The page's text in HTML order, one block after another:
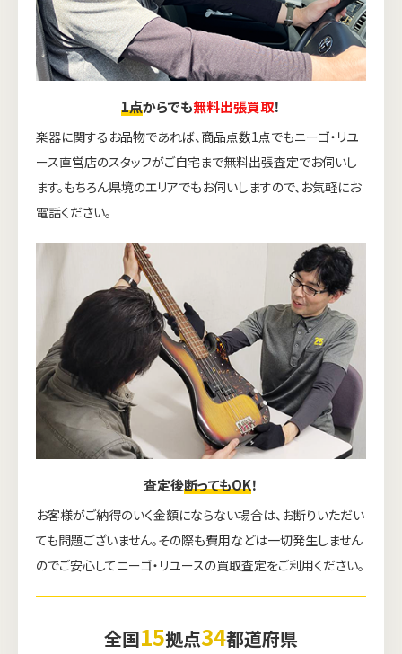
1点からでも無料出張買取！
楽器に関するお品物であれば、商品点数1点でもニーゴ・リユ
ース直営店のスタッフがご自宅まで無料出張査定でお伺いし
ます。もちろん県境のエリアでもお伺いしますので、お気軽にお
電話ください。
査定後断ってもOK！
お客様がご納得のいく金額にならない場合は、お断りいただい
ても問題ございません。その際も費用などは一切発生しません
のでご安心してニーゴ・リユースの買取査定をご利用ください。
全国15拠点34都道府県